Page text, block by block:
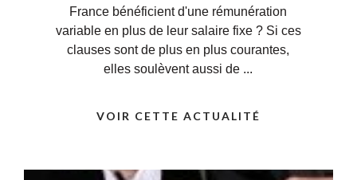
France bénéficient d'une rémunération
variable en plus de leur salaire fixe ? Si ces
clauses sont de plus en plus courantes,
elles soulèvent aussi de ...
VOIR CETTE ACTUALITÉ